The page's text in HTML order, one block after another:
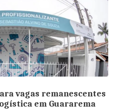
vagas remanescentes
em Guararema